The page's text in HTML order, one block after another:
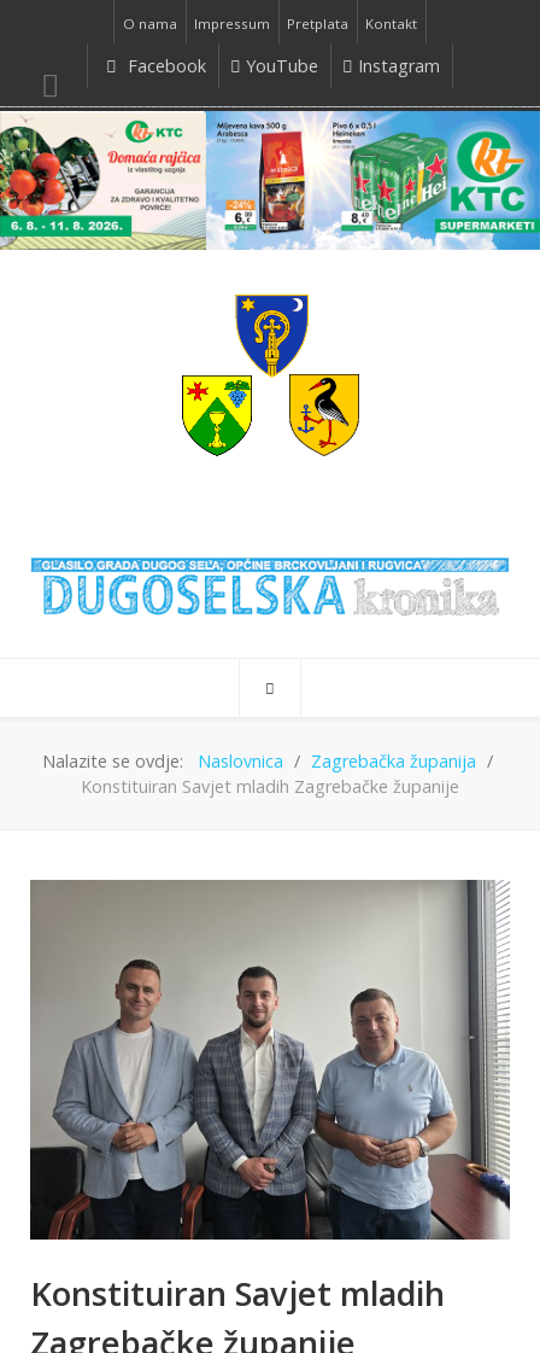
O nama Impressum Pretplata Kontakt
Facebook YouTube Instagram
Nalazite se ovdje: Naslovnica
Zagrebačka županija
Konstituiran Savjet mladih Zagrebačke županije
Konstituiran Savjet mladih
Zagrebačke županije